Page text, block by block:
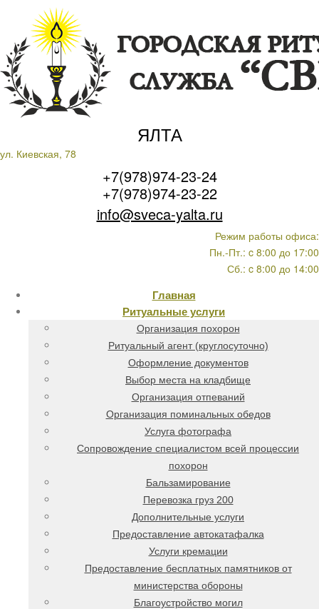
ЯЛТА
ул. Киевская, 78
+7(978)974-23-24
+7(978)974-23-22
info@sveca-yalta.ru
Режим работы офиса:
Пн.-Пт.: c 8:00 до 17:00
Сб.: c 8:00 до 14:00
Главная
Ритуальные услуги
Организация похорон
Ритуальный агент (круглосуточно)
Оформление документов
Выбор места на кладбище
Организация отпеваний
Организация поминальных обедов
Услуга фотографа
Сопровождение специалистом всей процессии
похорон
Бальзамирование
Перевозка груз 200
Дополнительные услуги
Предоставление автокатафалка
Услуги кремации
Предоставление бесплатных памятников от
министерства обороны
Благоустройство могил